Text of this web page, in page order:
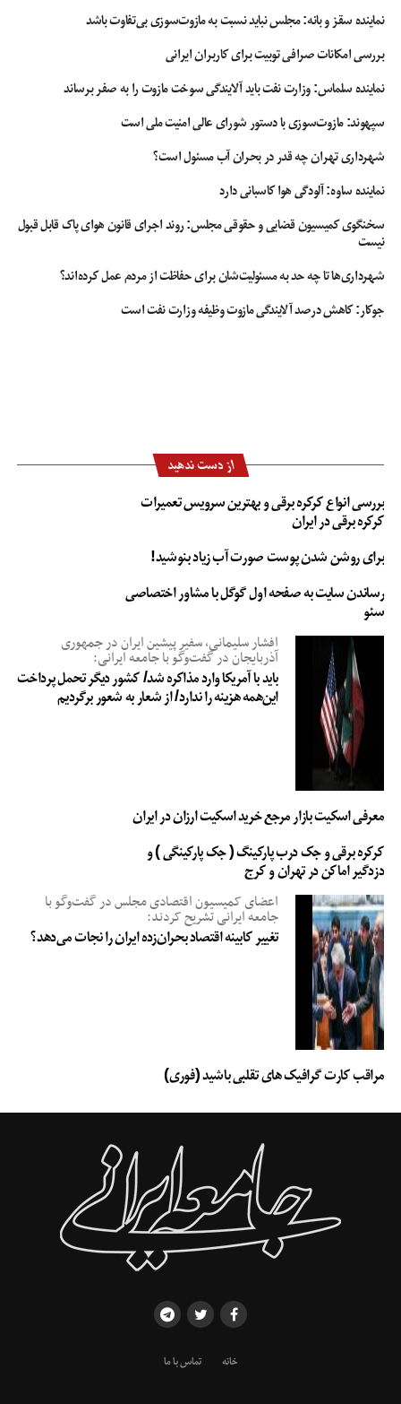
نماینده سقز و بانه: مجلس نباید نسبت به مازوت‌سوزی بی‌تفاوت باشد
بررسی امکانات صرافی توبیت برای کاربران ایرانی
نماینده سلماس: وزارت نفت باید آلایندگی سوخت مازوت را به صفر برساند
سپهوند:‌ مازوت‌سوزی با دستور شورای عالی امنیت ملی است
شهرداری تهران چه قدر در بحران آب مسئول است؟
نماینده ساوه: آلودگی هوا کاسبانی دارد
سخنگوی کمیسیون قضایی و حقوقی مجلس: روند اجرای قانون هوای پاک قابل قبول
نیست
شهرداری‌ها تا چه حد به مسئولیت‌شان برای حفاظت از مردم عمل کرده‌اند؟
جوکار: کاهش درصد آلایندگی مازوت وظیفه وزارت نفت است
از دست ندهید
بررسی انواع کرکره برقی و بهترین سرویس تعمیرات
کرکره برقی در ایران
برای روشن شدن پوست صورت آب زیاد بنوشید!
رساندن سایت به صفحه اول گوگل با مشاور اختصاصی
سئو
افشار سلیمانی، سفیر پیشین ایران در جمهوری
آذربایجان در گفت‌وگو با جامعه ایرانی:
باید با آمریکا وارد مذاکره شد/ کشور دیگر تحمل پرداخت
این‌همه هزینه را ندارد/ از شعار به شعور برگردیم
معرفی اسکیت بازار مرجع خرید اسکیت ارزان در ایران
کرکره برقی و جک درب پارکینگ ( جک پارکینگی ) و
دزدگیر اماکن در تهران و کرج
اعضای کمیسیون اقتصادی مجلس در گفت‌وگو با
جامعه ایرانی تشریح کردند:
تغییر کابینه اقتصاد بحران‌زده ایران را نجات می‌دهد؟
مراقب کارت گرافیک های تقلبی باشید (فوری)
خانه تماس با ما